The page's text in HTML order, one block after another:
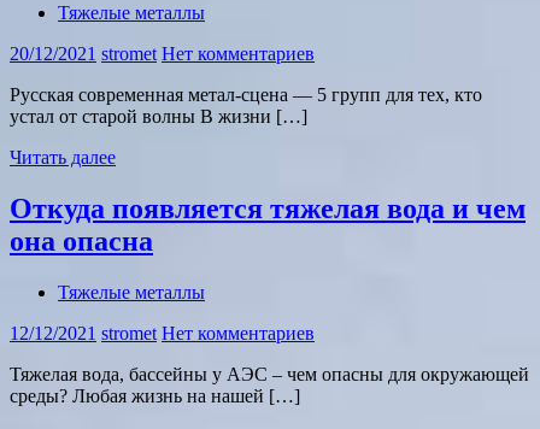
Тяжелые металлы
20/12/2021 stromet Нет комментариев
Русская современная метал-сцена — 5 групп для тех, кто
устал от старой волны В жизни […]
Читать далее
Откуда появляется тяжелая вода и чем
она опасна
Тяжелые металлы
12/12/2021 stromet Нет комментариев
Тяжелая вода, бассейны у АЭС – чем опасны для окружающей
среды? Любая жизнь на нашей […]